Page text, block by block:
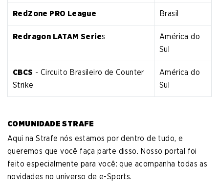
RedZone PRO League Brasil
Redragon LATAM Series
América do
Sul
CBCS - Circuito Brasileiro de Counter
Strike
América do
Sul
COMUNIDADE STRAFE
Aqui na Strafe nós estamos por dentro de tudo, e
queremos que você faça parte disso. Nosso portal foi
feito especialmente para você: que acompanha todas as
novidades no universo de e-Sports.